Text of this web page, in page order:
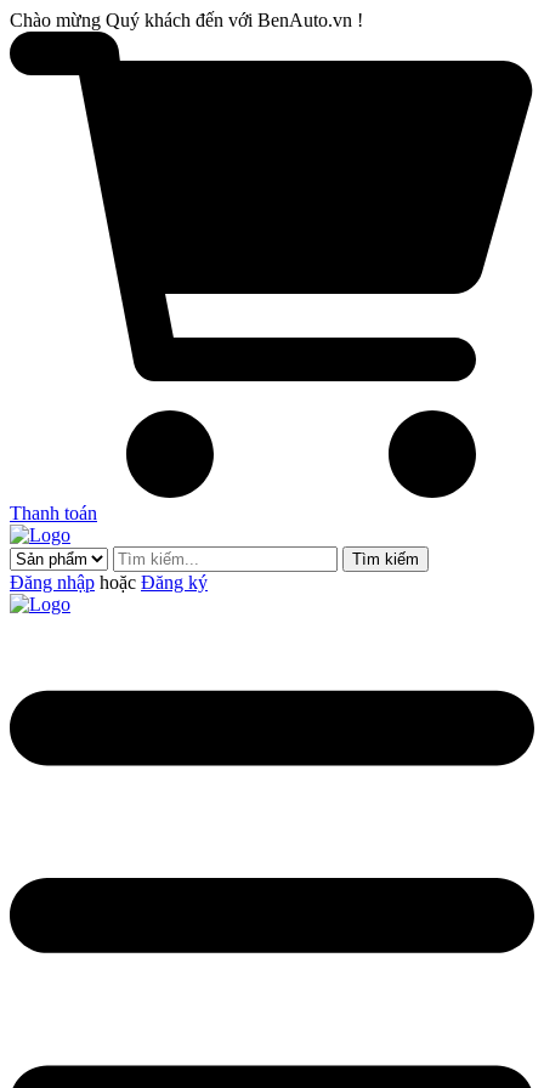
Chào mừng Quý khách đến với BenAuto.vn !
Thanh toán
Tìm kiếm
Đăng nhập hoặc Đăng ký